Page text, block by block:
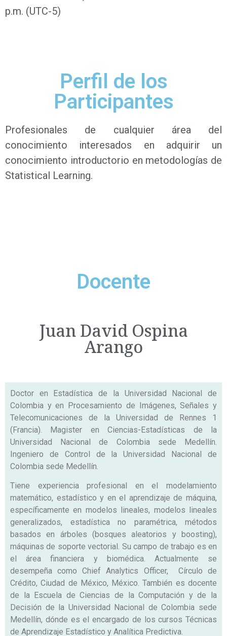
p.m. (UTC-5)
Perfil de los
Participantes
Profesionales de cualquier área del
conocimiento interesados en adquirir un
conocimiento introductorio en metodologías de
Statistical Learning.
Docente
Juan David Ospina
Arango
Doctor en Estadística de la Universidad Nacional de
Colombia y en Procesamiento de Imágenes, Señales y
Telecomunicaciones de la Universidad de Rennes 1
(Francia). Magister en Ciencias-Estadísticas de la
Universidad Nacional de Colombia sede Medellín.
Ingeniero de Control de la Universidad Nacional de
Colombia sede Medellín.
Tiene experiencia profesional en el modelamiento
matemático, estadístico y en el aprendizaje de máquina,
específicamente en modelos lineales, modelos lineales
generalizados, estadística no paramétrica, métodos
basados en árboles (bosques aleatorios y boosting),
máquinas de soporte vectorial. Su campo de trabajo es en
el área financiera y biomédica. Actualmente se
desempeña como Chief Analytics Officer, Círculo de
Crédito, Ciudad de México, México. También es docente
de la Escuela de Ciencias de la Computación y de la
Decisión de la Universidad Nacional de Colombia sede
Medellín, dónde es el encargado de los cursos Técnicas
de Aprendizaje Estadístico y Analítica Predictiva.